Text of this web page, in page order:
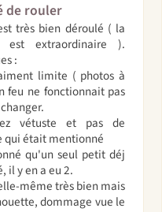
de rouler
très bien déroulé ( la
est extraordinaire ).
:
limite ( photos à
feu ne fonctionnait pas
vétuste et pas de
qui était mentionné
qu'un seul petit déj
il y en a eu 2.
même très bien mais
dommage vue le